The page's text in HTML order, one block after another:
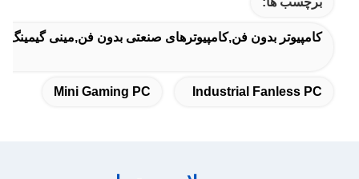
کامپیوتر بدون فن,کامپیوترهای صنعتی بدون فن,مینی گیمینگ
Industrial Fanless PC
Mini Gaming PC